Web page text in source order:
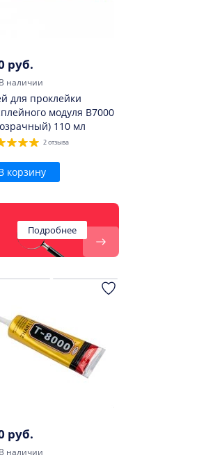
руб.
В наличии
для проклейки
модуля B7000
110 мл
2 отзыва
корзину
Подробнее
руб.
В наличии